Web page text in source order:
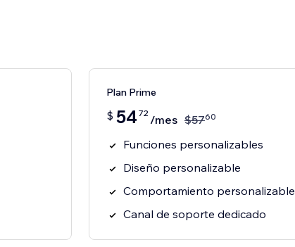
Plan Prime
$ 54 72 /mes $5760
Funciones personalizables
Diseño personalizable
Comportamiento personalizable
Canal de soporte dedicado